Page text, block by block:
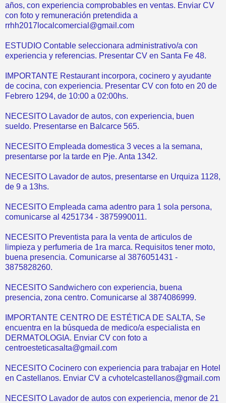
años, con experiencia comprobables en ventas. Enviar CV
con foto y remuneración pretendida a
rrhh2017localcomercial@gmail.com
ESTUDIO Contable seleccionara administrativo/a con
experiencia y referencias. Presentar CV en Santa Fe 48.
IMPORTANTE Restaurant incorpora, cocinero y ayudante
de cocina, con experiencia. Presentar CV con foto en 20 de
Febrero 1294, de 10:00 a 02:00hs.
NECESITO Lavador de autos, con experiencia, buen
sueldo. Presentarse en Balcarce 565.
NECESITO Empleada domestica 3 veces a la semana,
presentarse por la tarde en Pje. Anta 1342.
NECESITO Lavador de autos, presentarse en Urquiza 1128,
de 9 a 13hs.
NECESITO Empleada cama adentro para 1 sola persona,
comunicarse al 4251734 - 3875990011.
NECESITO Preventista para la venta de articulos de
limpieza y perfumeria de 1ra marca. Requisitos tener moto,
buena presencia. Comunicarse al 3876051431 -
3875828260.
NECESITO Sandwichero con experiencia, buena
presencia, zona centro. Comunicarse al 3874086999.
IMPORTANTE CENTRO DE ESTÉTICA DE SALTA, Se
encuentra en la búsqueda de medico/a especialista en
DERMATOLOGIA. Enviar CV con foto a
centroesteticasalta@gmail.com
NECESITO Cocinero con experiencia para trabajar en Hotel
en Castellanos. Enviar CV a cvhotelcastellanos@gmail.com
NECESITO Lavador de autos con experiencia, menor de 21